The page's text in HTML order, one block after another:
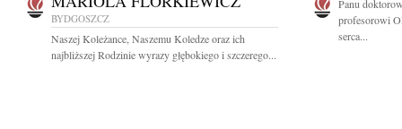
BYDGOSZCZ
Naszej Koleżance, Naszemu Koledze oraz ich
najbliższej Rodzinie wyrazy głębokiego i szczerego...
Panu
profesorowi
serca...